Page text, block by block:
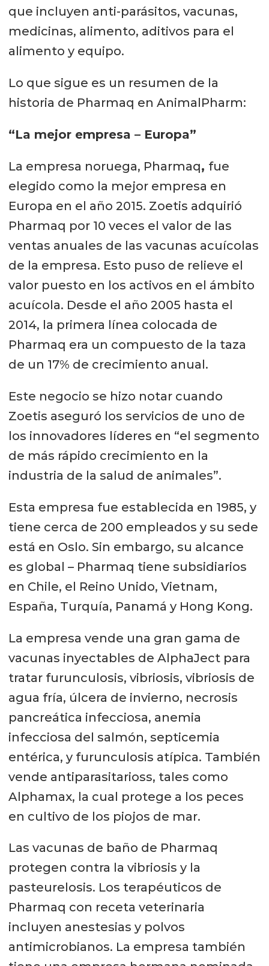
que incluyen anti-parásitos, vacunas,
medicinas, alimento, aditivos para el
alimento y equipo.
Lo que sigue es un resumen de la
historia de Pharmaq en AnimalPharm:
“La mejor empresa – Europa”
La empresa noruega, Pharmaq, fue
elegido como la mejor empresa en
Europa en el año 2015. Zoetis adquirió
Pharmaq por 10 veces el valor de las
ventas anuales de las vacunas acuícolas
de la empresa. Esto puso de relieve el
valor puesto en los activos en el ámbito
acuícola. Desde el año 2005 hasta el
2014, la primera línea colocada de
Pharmaq era un compuesto de la taza
de un 17% de crecimiento anual.
Este negocio se hizo notar cuando
Zoetis aseguró los servicios de uno de
los innovadores líderes en “el segmento
de más rápido crecimiento en la
industria de la salud de animales”.
Esta empresa fue establecida en 1985, y
tiene cerca de 200 empleados y su sede
está en Oslo. Sin embargo, su alcance
es global – Pharmaq tiene subsidiarios
en Chile, el Reino Unido, Vietnam,
España, Turquía, Panamá y Hong Kong.
La empresa vende una gran gama de
vacunas inyectables de AlphaJect para
tratar furunculosis, vibriosis, vibriosis de
agua fría, úlcera de invierno, necrosis
pancreática infecciosa, anemia
infecciosa del salmón, septicemia
entérica, y furunculosis atípica. También
vende antiparasitarioss, tales como
Alphamax, la cual protege a los peces
en cultivo de los piojos de mar.
Las vacunas de baño de Pharmaq
protegen contra la vibriosis y la
pasteurelosis. Los terapéuticos de
Pharmaq con receta veterinaria
incluyen anestesias y polvos
antimicrobianos. La empresa también